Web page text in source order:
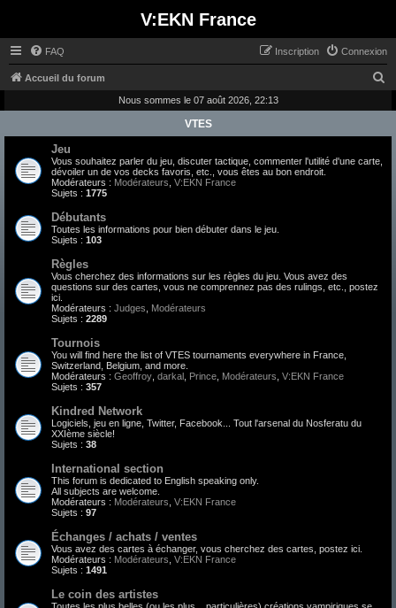
V:EKN France
FAQ Connexion
Inscription
Accueil du forum
Nous sommes le 07 août 2026, 22:13
VTES
Jeu
Vous souhaitez parler du jeu, discuter tactique, commenter l'utilité d'une carte,
dévoiler un de vos decks favoris, etc., vous êtes au bon endroit.
Modérateurs : Modérateurs V:EKN France
Sujets : 1775
Débutants
Toutes les informations pour bien débuter dans le jeu.
Sujets : 103
Règles
Vous cherchez des informations sur les règles du jeu. Vous avez des
questions sur des cartes, vous ne comprennez pas des rulings, etc., postez
ici.
Modérateurs : Judges
Modérateurs
Sujets : 2289
Tournois
You will find here the list of VTES tournaments everywhere in France,
Switzerland, Belgium, and more.
Modérateurs : Geoffroy darkal Prince Modérateurs V:EKN France
Sujets : 357
Kindred Network
Logiciels, jeu en ligne, Twitter, Facebook... Tout l'arsenal du Nosferatu du
XXIème siècle!
Sujets : 38
International section
This forum is dedicated to English speaking only.
All subjects are welcome.
Modérateurs : Modérateurs V:EKN France
Sujets : 97
Échanges / achats / ventes
Vous avez des cartes à échanger, vous cherchez des cartes, postez ici.
Modérateurs : Modérateurs V:EKN France
Sujets : 1491
Le coin des artistes